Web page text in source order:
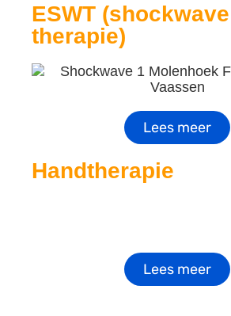
ESWT (shockwave
therapie)
Lees meer
Handtherapie
Lees meer